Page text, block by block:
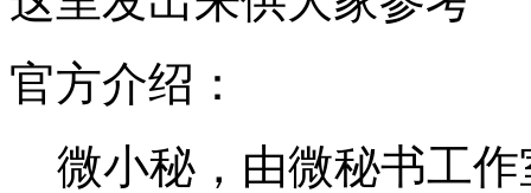
官方介绍：
微小秘，由微秘书工